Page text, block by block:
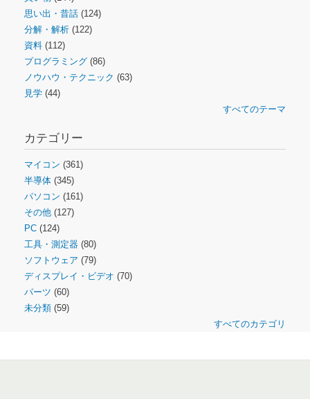
思い出・昔話 (124)
分解・解析 (122)
資料 (112)
プログラミング (86)
ノウハウ・テクニック (63)
見学 (44)
すべてのテーマ
カテゴリー
マイコン (361)
半導体 (345)
パソコン (161)
その他 (127)
PC (124)
工具・測定器 (80)
ソフトウェア (79)
ディスプレイ・ビデオ (70)
パーツ (60)
未分類 (59)
すべてのカテゴリ